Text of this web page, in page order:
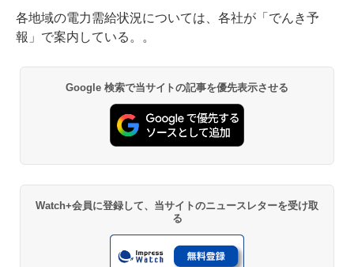
各地域の電力需給状況については、各社が「でんき予
報」で案内している。。
Google 検索で当サイトの記事を優先表示させる
Watch+会員に登録して、当サイトのニュースレターを受け取
る